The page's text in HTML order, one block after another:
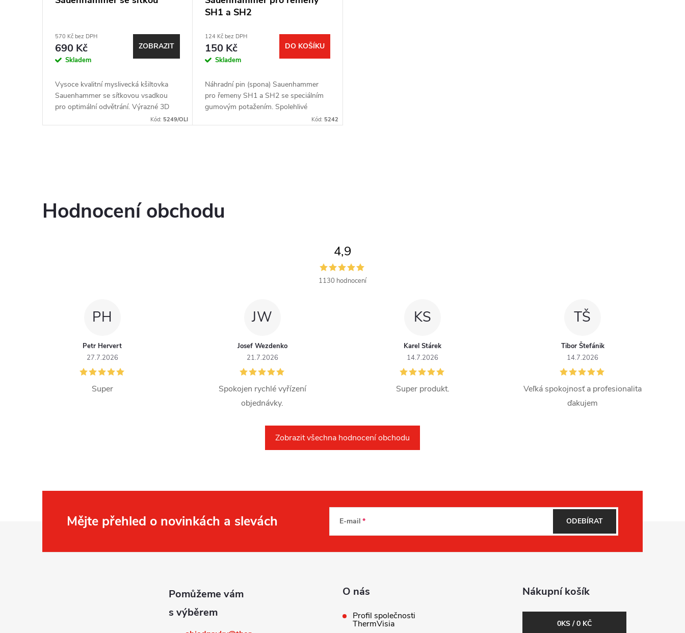
570 Kč bez DPH
690 Kč
Skladem
ZOBRAZIT
Vysoce kvalitní myslivecká kšiltovka
Sauenhammer se síťkovou vsadkou
pro optimální odvětrání. Výrazné 3D
vyšité logo Sauenhammer a odolné
Kód: 5249/OLI
SH1 a SH2
124 Kč bez DPH
150 Kč
Skladem
DO KOŠÍKU
Náhradní pin (spona) Sauenhammer
pro řemeny SH1 a SH2 se speciálním
gumovým potažením. Spolehlivé
Kód: 5242
l
á
i
Hodnocení obchodu
4,9
1130 hodnocení
PH
Petr Hervert
27.7.2026
Super
JW
Josef Wezdenko
21.7.2026
Spokojen rychlé vyřízení
objednávky.
KS
Karel Stárek
14.7.2026
Super produkt.
TŠ
Tibor Štefánik
14.7.2026
Veľká spokojnosť a profesionalita
ďakujem
Zobrazit všechna hodnocení obchodu
Mějte přehled o novinkách a slevách E-mail ODEBÍRAT
O nás
Profil společnosti
ThermVisia
Nákupní košík
0KS /0 KČ